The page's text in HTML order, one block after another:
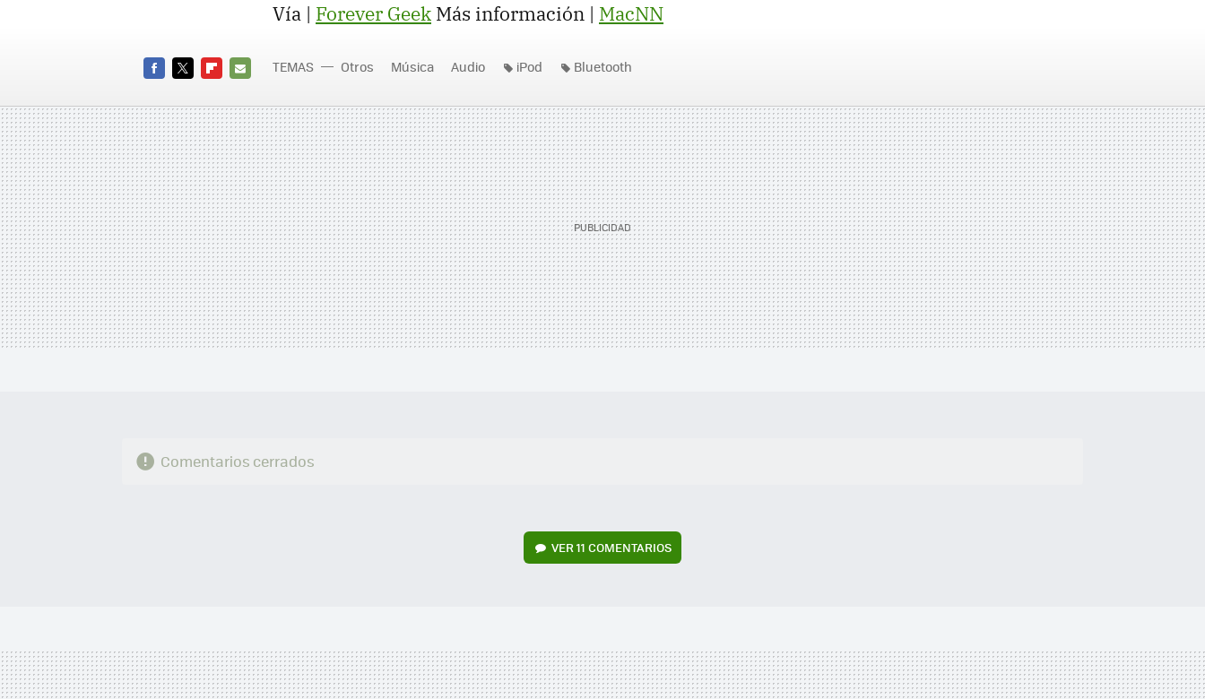
Vía | Forever Geek Más información | MacNN
MAIL
TEMAS Otros Música Audio iPod Bluetooth
Comentarios cerrados
VER11 COMENTARIOS